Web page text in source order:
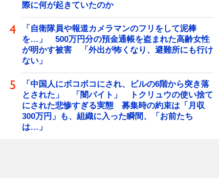
際に何が起きていたのか
「自衛隊員や報道カメラマンのフリをして泥棒
を…」 500万円分の預金通帳を盗まれた高齢女性
が明かす被害 「外出が怖くなり、避難所にも行け
ない」
「中国人にボコボコにされ、ビルの6階から突き落
とされた」 「闇バイト」 トクリュウの使い捨て
にされた悲惨すぎる実態 募集時の約束は「月収
300万円」も、組織に入った瞬間、「お前たち
は…」